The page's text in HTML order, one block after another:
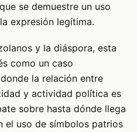
se demuestre un uso
expresión legítima.
y la diáspora, esta
como un caso
la relación entre
y actividad política es
sobre hasta dónde llega
el uso de símbolos patrios